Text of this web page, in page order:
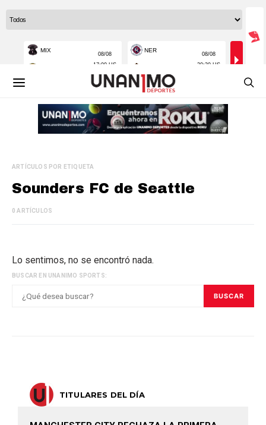
ARTÍCULOS POR ETIQUETA
Sounders FC de Seattle
0 ARTÍCULOS
Lo sentimos, no se encontró nada.
BUSCAR EN UNANIMO SPORTS:
BUSCAR
TITULARES DEL DÍA